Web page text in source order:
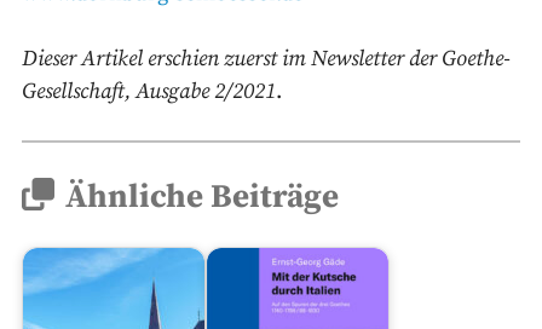
Dieser Artikel erschien zuerst im Newsletter der Goethe-
Gesellschaft, Ausgabe 2/2021.
Ähnliche Beiträge